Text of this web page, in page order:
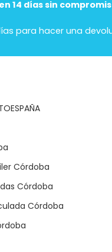
14 días sin
para hacer una
Córdoba
Córdoba
Córdoba